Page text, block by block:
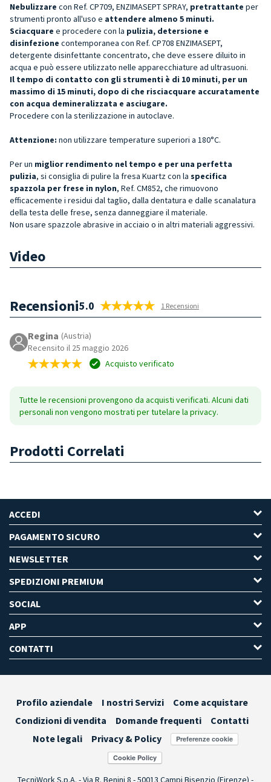
Nebulizzare con Ref. CP709, ENZIMASEPT SPRAY, pretrattante per
strumenti pronto all'uso e attendere almeno 5 minuti.
Sciacquare e procedere con la pulizia, detersione e
disinfezione contemporanea con Ref. CP708 ENZIMASEPT,
detergente disinfettante concentrato, che deve essere diluito in
acqua e può essere utilizzato nelle apparecchiature ad ultrasuoni.
Il tempo di contatto con gli strumenti è di 10 minuti, per un
massimo di 15 minuti, dopo di che risciacquare accuratamente
con acqua demineralizzata e asciugare.
Procedere con la sterilizzazione in autoclave.
Attenzione: non utilizzare temperature superiori a 180°C.
Per un miglior rendimento nel tempo e per una perfetta
pulizia, si consiglia di pulire la fresa Kuartz con la specifica
spazzola per frese in nylon, Ref. CM852, che rimuovono
efficacemente i residui dal taglio, dalla dentatura e dalle scanalatura
della testa delle frese, senza danneggiare il materiale.
Non usare spazzole abrasive in acciaio o in altri materiali aggressivi.
Video
Recensioni5.0 1 Recensioni
Regina (Austria)
Recensito il 25 maggio 2026
Acquisto verificato
Tutte le recensioni provengono da acquisti verificati. Alcuni dati
personali non vengono mostrati per tutelare la privacy.
Prodotti Correlati
ACCEDI
PAGAMENTO SICURO
NEWSLETTER
SPEDIZIONI PREMIUM
SOCIAL
APP
CONTATTI
Profilo aziendale I nostri Servizi
Come acquistare
Condizioni di vendita
Domande frequenti
Contatti
Note legali
Privacy & Policy Preferenze cookie
TecniWork S.p.A. - Via R. Benini 8 - 50013 Campi Bisenzio (Firenze) -